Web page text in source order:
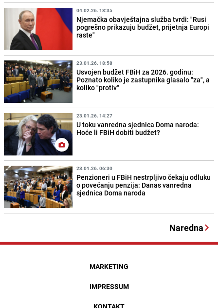
04.02.26. 18:35
Njemačka obavještajna služba tvrdi: "Rusi
pogrešno prikazuju budžet, prijetnja Europi
raste"
23.01.26. 18:58
Usvojen budžet FBiH za 2026. godinu:
Poznato koliko je zastupnika glasalo "za", a
koliko "protiv"
23.01.26. 14:27
U toku vanredna sjednica Doma naroda:
Hoće li FBiH dobiti budžet?
23.01.26. 06:30
Penzioneri u FBiH nestrpljivo čekaju odluku
o povećanju penzija: Danas vanredna
sjednica Doma naroda
Naredna
MARKETING
IMPRESSUM